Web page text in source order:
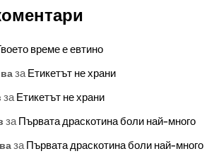
време е евтино
заЕтикетът не храни
заЕтикетът не храни
заПървата драскотина боли най-много
заПървата драскотина боли най-много